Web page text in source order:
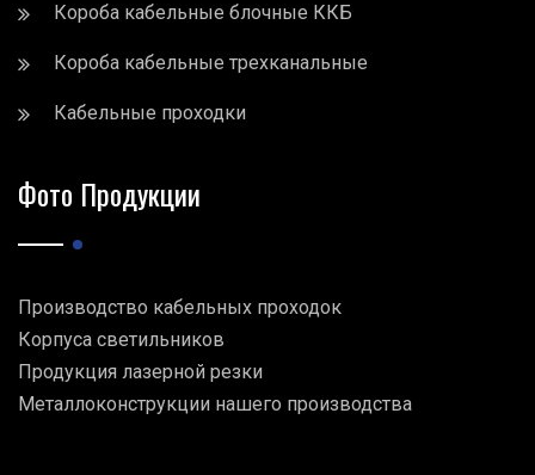
Короба кабельные блочные ККБ
Короба кабельные трехканальные
Кабельные проходки
Фото Продукции
Производство кабельных проходок
Корпуса светильников
Продукция лазерной резки
Металлоконструкции нашего производства